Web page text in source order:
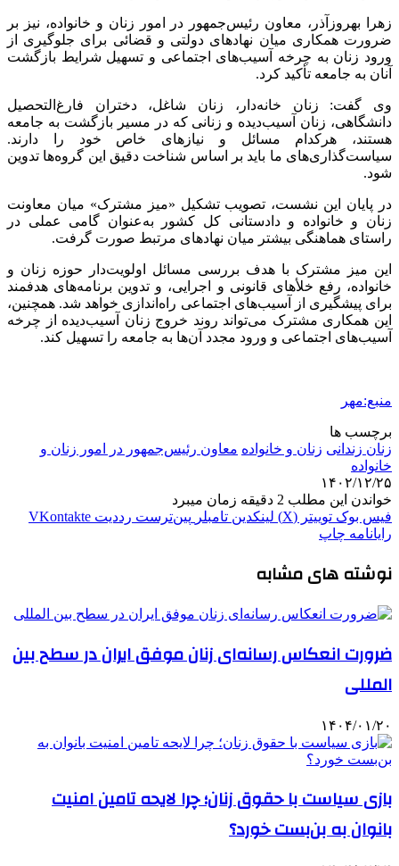
زهرا بهروزآذر ، معاون رئیس‌جمهور در امور زنان و خانواده، نیز بر
ضرورت همکاری میان نهادهای دولتی و قضائی برای جلوگیری از
ورود زنان به چرخه آسیب‌های اجتماعی و تسهیل شرایط بازگشت
آنان به جامعه تأکید کرد.
وی گفت: زنان خانه‌دار، زنان شاغل، دختران فارغ‌التحصیل
دانشگاهی، زنان آسیب‌دیده و زنانی که در مسیر بازگشت به جامعه
هستند، هرکدام مسائل و نیازهای خاص خود را دارند.
سیاست‌گذاری‌های ما باید بر اساس شناخت دقیق این گروه‌ها تدوین
شود.
در پایان این نشست، تصویب تشکیل «میز مشترک» میان معاونت
زنان و خانواده و دادستانی کل کشور به‌عنوان گامی عملی در
راستای هماهنگی بیشتر میان نهادهای مرتبط صورت گرفت.
این میز مشترک با هدف بررسی مسائل اولویت‌دار حوزه زنان و
خانواده، رفع خلأهای قانونی و اجرایی، و تدوین برنامه‌های هدفمند
برای پیشگیری از آسیب‌های اجتماعی راه‌اندازی خواهد شد. همچنین،
این همکاری مشترک می‌تواند روند خروج زنان آسیب‌دیده از چرخه
آسیب‌های اجتماعی و ورود مجدد آن‌ها به جامعه را تسهیل کند.
منبع:مهر
برچسب ها
زنان زندانی زنان و خانواده معاون رئیس‌جمهور در امور زنان و
خانواده
۱۴۰۲/۱۲/۲۵
خواندن این مطلب 2 دقیقه زمان میبرد
فیس بوک توییتر (X) لینکدین ‫تامبلر ‫پین‌ترست ‫رددیت ‫VKontakte
رایانامه چاپ
نوشته های مشابه
ضرورت انعکاس رسانه‌ای زنان موفق ایران در سطح بین
المللی
۱۴۰۴/۰۱/۲۰
بازی سیاست با حقوق زنان؛ چرا لایحه تامین امنیت
بانوان به بن‌بست خورد؟